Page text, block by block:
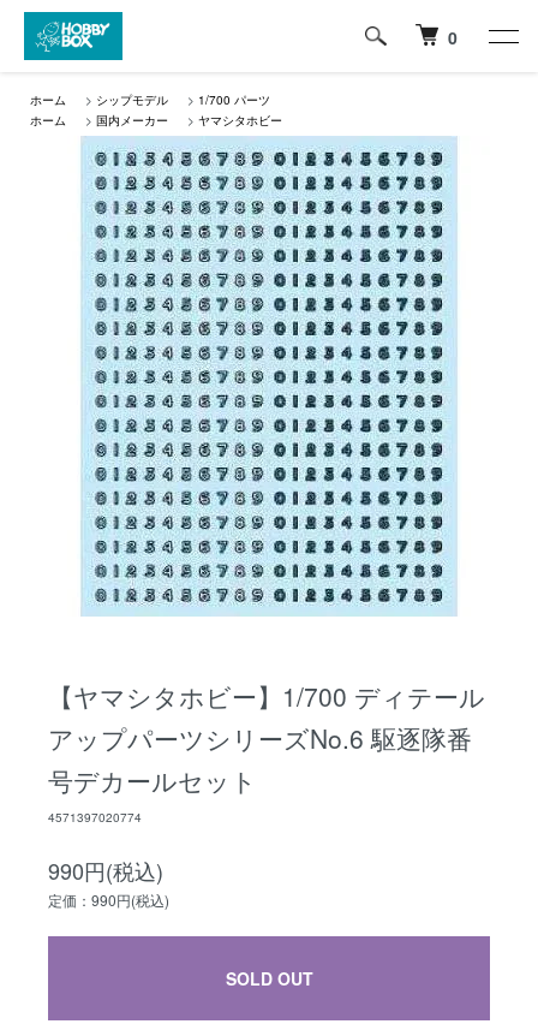
0
ホーム > シップモデル > 1/700 パーツ
ホーム
> 国内メーカー > ヤマシタホビー
【ヤマシタホビー】1/700 ディテール
アップパーツシリーズNo.6 駆逐隊番
号デカールセット
4571397020774
990円(税込)
定価：990円(税込)
SOLD OUT